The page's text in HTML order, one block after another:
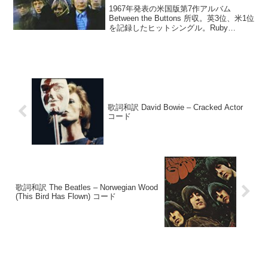
1967年発表の米国版第7作アルバム
Between the Buttons 所収。英3位、米1位
を記録したヒットシングル。Ruby
歌詞和訳 David Bowie – Cracked Actor
コード
歌詞和訳 The Beatles – Norwegian Wood
(This Bird Has Flown) コード